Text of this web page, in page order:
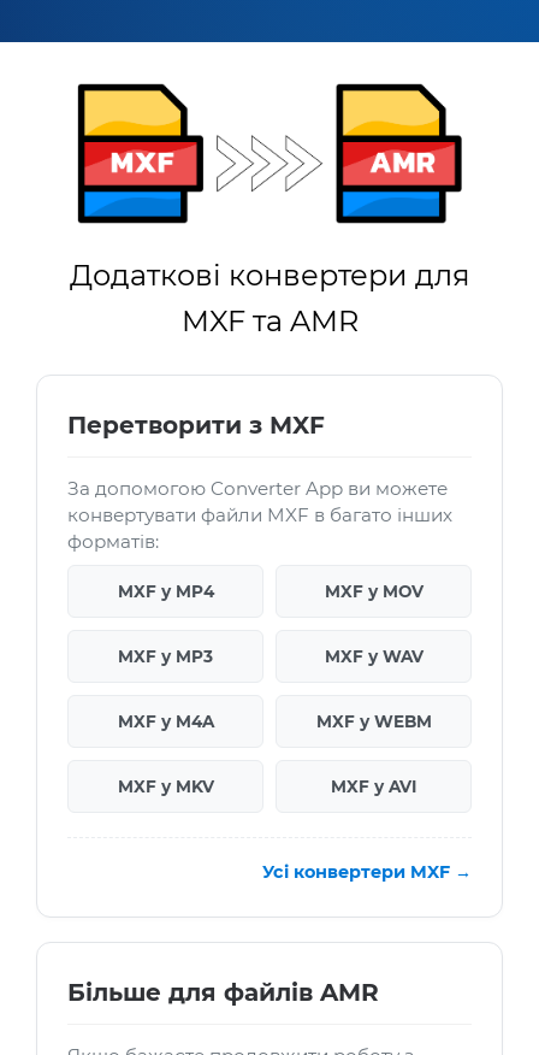
Додаткові конвертери для
MXF та AMR
Перетворити з MXF
За допомогою Converter App ви можете
конвертувати файли MXF в багато інших
форматів:
MXF у MP4 MXF у MOV
MXF у MP3 MXF у WAV
MXF у M4A MXF у WEBM
MXF у MKV MXF у AVI
Усі конвертери MXF →
Більше для файлів AMR